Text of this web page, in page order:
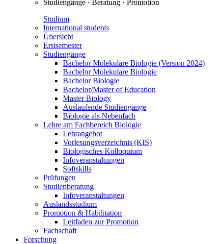
Studiengänge · Beratung · Promotion
Studium
International students
Übersicht
Erstsemester
Studiengänge
Bachelor Molekulare Biologie (Version 2024)
Bachelor Molekulare Biologie
Bachelor Biologie
Bachelor/Master of Education
Master Biology
Auslaufende Studiengänge
Biologie als Nebenfach
Lehre am Fachbereich Biologie
Lehrangebot
Vorlesungsverzeichnis (KIS)
Biologisches Kolloquium
Infoveranstaltungen
Softskills
Prüfungen
Studienberatung
Infoveranstaltungen
Auslandsstudium
Promotion & Habilitation
Leitfaden zur Promotion
Fachschaft
Forschung